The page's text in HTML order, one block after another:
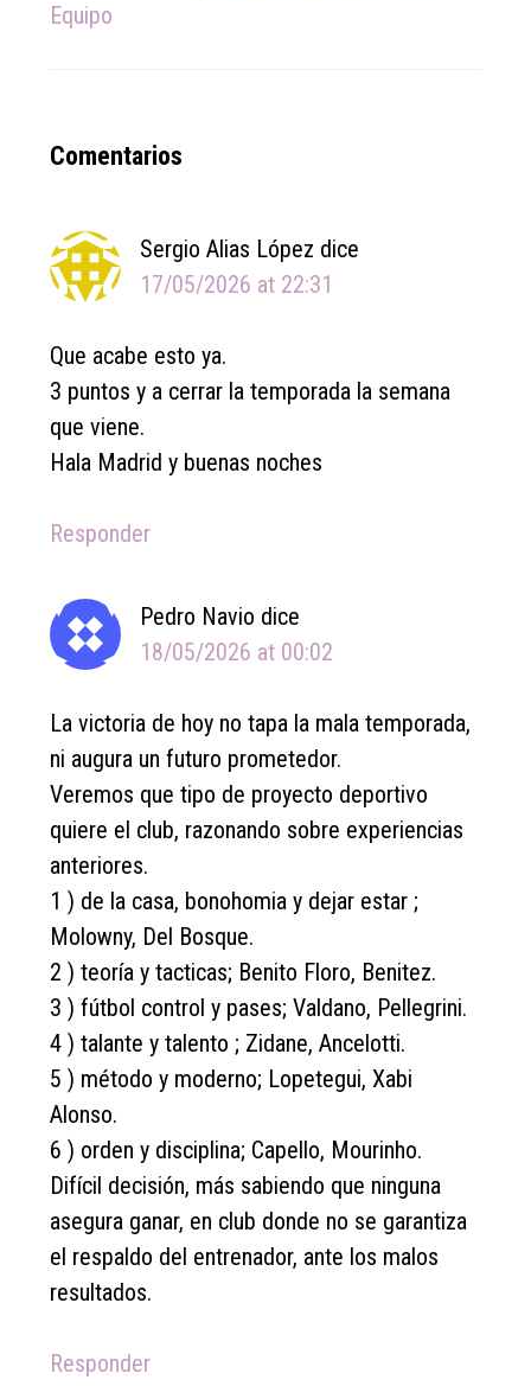
Equipo
Reader
Comentarios
Sergio Alias López dice
17/05/2026 at 22:31
Que acabe esto ya.
3 puntos y a cerrar la temporada la semana
que viene.
Hala Madrid y buenas noches
Responder
Pedro Navio dice
18/05/2026 at 00:02
La victoria de hoy no tapa la mala temporada,
ni augura un futuro prometedor.
Veremos que tipo de proyecto deportivo
quiere el club, razonando sobre experiencias
anteriores.
1 ) de la casa, bonohomia y dejar estar ;
Molowny, Del Bosque.
2 ) teoría y tacticas; Benito Floro, Benitez.
3 ) fútbol control y pases; Valdano, Pellegrini.
4 ) talante y talento ; Zidane, Ancelotti.
5 ) método y moderno; Lopetegui, Xabi
Alonso.
6 ) orden y disciplina; Capello, Mourinho.
Difícil decisión, más sabiendo que ninguna
asegura ganar, en club donde no se garantiza
el respaldo del entrenador, ante los malos
resultados.
Responder